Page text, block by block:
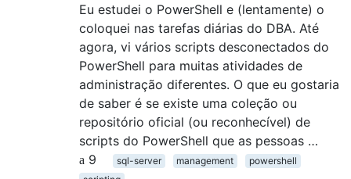
Eu estudei o PowerShell e (lentamente) o
coloquei nas tarefas diárias do DBA. Até
agora, vi vários scripts desconectados do
PowerShell para muitas atividades de
administração diferentes. O que eu gostaria
de saber é se existe uma coleção ou
repositório oficial (ou reconhecível) de
scripts do PowerShell que as pessoas …
9
sql-server management
powershell